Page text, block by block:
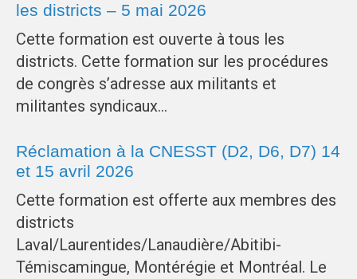
les districts – 5 mai 2026
Cette formation est ouverte à tous les
districts. Cette formation sur les procédures
de congrès s’adresse aux militants et
militantes syndicaux…
Réclamation à la CNESST (D2, D6, D7) 14
et 15 avril 2026
Cette formation est offerte aux membres des
districts
Laval/Laurentides/Lanaudière/Abitibi-
Témiscamingue, Montérégie et Montréal. Le